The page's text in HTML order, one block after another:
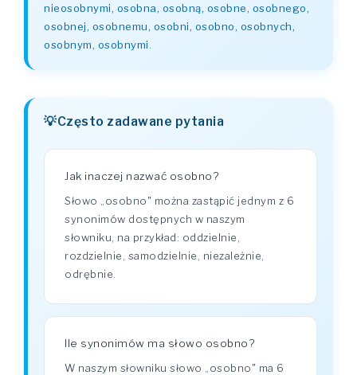
nieosobnymi, osobna, osobną, osobne, osobnego,
osobnej, osobnemu, osobni, osobno, osobnych,
osobnym, osobnymi
Często zadawane pytania
Jak inaczej nazwać osobno?
Słowo „osobno" można zastąpić jednym z 6
synonimów dostępnych w naszym
słowniku, na przykład: oddzielnie,
rozdzielnie, samodzielnie, niezależnie,
odrębnie.
Ile synonimów ma słowo osobno?
W naszym słowniku słowo „osobno" ma 6